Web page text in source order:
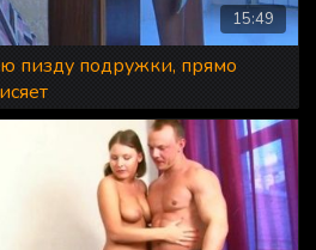
15:49
пизду подружки, прямо